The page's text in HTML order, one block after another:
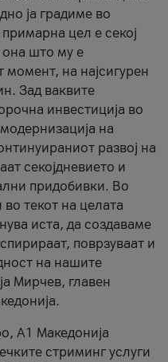
ја градиме во
цел е секој
она што му е
момент, на најсигурен
Зад ваквите
инвестиција во
на
развој на
секојдневието и
придобивки. Во
текот на целата
иста, да создаваме
поврзуваат и
на нашите
Мирчев, главен
А1 Македонија
стриминг услуги